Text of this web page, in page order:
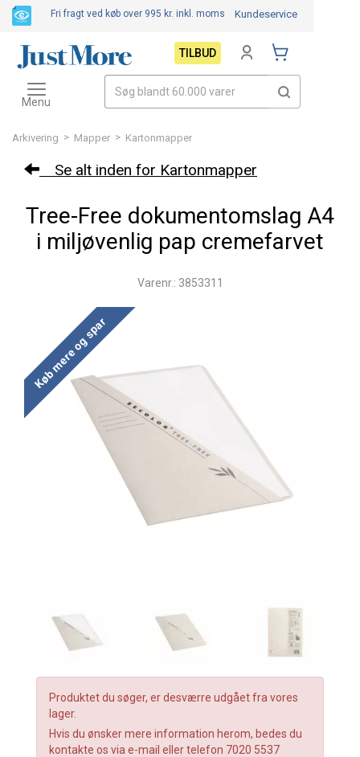
Arkivering > Mapper > Kartonmapper
Se alt inden for Kartonmapper
Tree-Free dokumentomslag A4
i miljøvenlig pap cremefarvet
Varenr.: 3853311
Køb mere og spar
Produktet du søger, er desværre udgået fra vores
lager.
Hvis du ønsker mere information herom, bedes du
kontakte os via e-mail eller telefon 7020 5537
Fri fragt ved køb over 995 kr. inkl. moms Kundeservice
TILBUD
Toggle
navigation
Menu